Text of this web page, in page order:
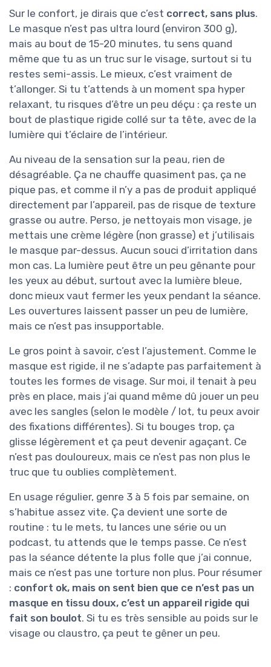
Sur le confort, je dirais que c’est correct, sans plus.
Le masque n’est pas ultra lourd (environ 300 g),
mais au bout de 15-20 minutes, tu sens quand
même que tu as un truc sur le visage, surtout si tu
restes semi-assis. Le mieux, c’est vraiment de
t’allonger. Si tu t’attends à un moment spa hyper
relaxant, tu risques d’être un peu déçu : ça reste un
bout de plastique rigide collé sur ta tête, avec de la
lumière qui t’éclaire de l’intérieur.
Au niveau de la sensation sur la peau, rien de
désagréable. Ça ne chauffe quasiment pas, ça ne
pique pas, et comme il n’y a pas de produit appliqué
directement par l’appareil, pas de risque de texture
grasse ou autre. Perso, je nettoyais mon visage, je
mettais une crème légère (non grasse) et j’utilisais
le masque par-dessus. Aucun souci d’irritation dans
mon cas. La lumière peut être un peu gênante pour
les yeux au début, surtout avec la lumière bleue,
donc mieux vaut fermer les yeux pendant la séance.
Les ouvertures laissent passer un peu de lumière,
mais ce n’est pas insupportable.
Le gros point à savoir, c’est l’ajustement. Comme le
masque est rigide, il ne s’adapte pas parfaitement à
toutes les formes de visage. Sur moi, il tenait à peu
près en place, mais j’ai quand même dû jouer un peu
avec les sangles (selon le modèle / lot, tu peux avoir
des fixations différentes). Si tu bouges trop, ça
glisse légèrement et ça peut devenir agaçant. Ce
n’est pas douloureux, mais ce n’est pas non plus le
truc que tu oublies complètement.
En usage régulier, genre 3 à 5 fois par semaine, on
s’habitue assez vite. Ça devient une sorte de
routine : tu le mets, tu lances une série ou un
podcast, tu attends que le temps passe. Ce n’est
pas la séance détente la plus folle que j’ai connue,
mais ce n’est pas une torture non plus. Pour résumer
: confort ok, mais on sent bien que ce n’est pas un
masque en tissu doux, c’est un appareil rigide qui
fait son boulot. Si tu es très sensible au poids sur le
visage ou claustro, ça peut te gêner un peu.